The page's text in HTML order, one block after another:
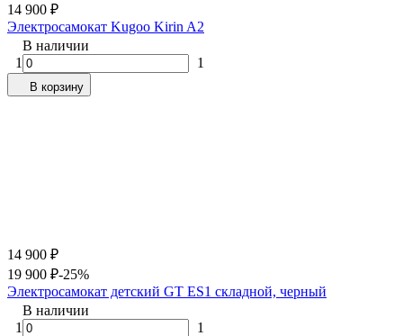
14 900 ₽
Электросамокат Kugoo Kirin A2
В наличии
1
1
В корзину
14 900 ₽
19 900 ₽-25%
Электросамокат детский GT ES1 складной, черный
В наличии
1
1